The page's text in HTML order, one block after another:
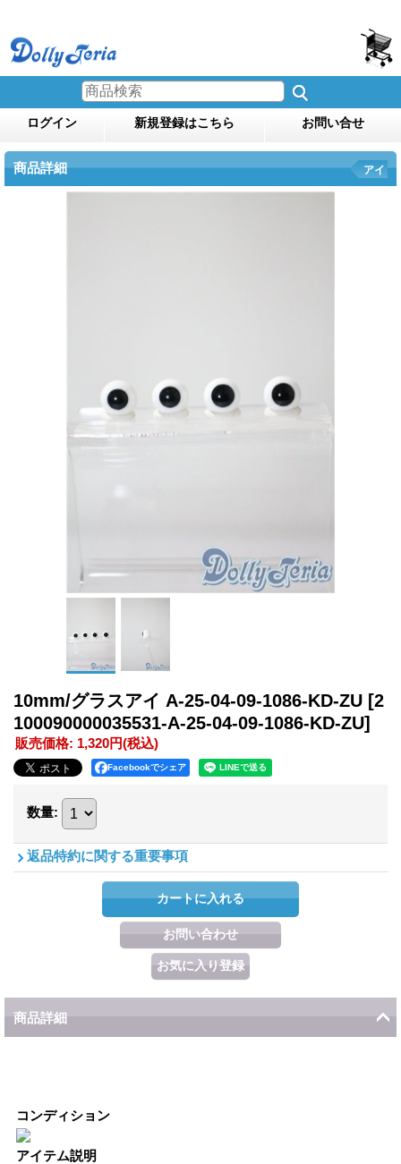
ログイン 新規登録はこちら お問い合せ
商品詳細 アイ
10mm/グラスアイ A-25-04-09-1086-KD-ZU [2
100090000035531-A-25-04-09-1086-KD-ZU]
販売価格: 1,320円(税込)
Facebookでシェア
数量:
返品特約に関する重要事項
商品詳細
コンディション
アイテム説明